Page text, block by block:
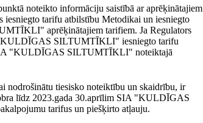
noteikto informāciju saistībā ar aprēķinātajiem
iesniegto tarifu atbilstību Metodikai un iesniegto
aprēķinātajiem tarifiem. Ja Regulators
"KULDĪGAS SILTUMTĪKLI" iesniegto tarifu
"KULDĪGAS SILTUMTĪKLI" noteiktajā
nodrošinātu tiesisko noteiktību un skaidrību, ir
līdz 2023.gada 30.aprīlim SIA "KULDĪGAS
tarifus un piešķirto atļauju.